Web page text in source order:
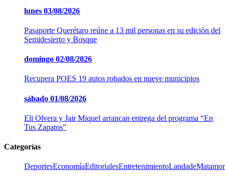
lunes 03/08/2026
Pasaporte Querétaro reúne a 13 mil personas en su edición del
Semidesierto y Bosque
domingo 02/08/2026
Recupera POES 19 autos robados en nueve municipios
sábado 01/08/2026
Eli Olvera y Jair Miquel arrancan entrega del programa “En
Tus Zapatos”
Categorías
DeportesEconomíaEditorialesEntretenimiento